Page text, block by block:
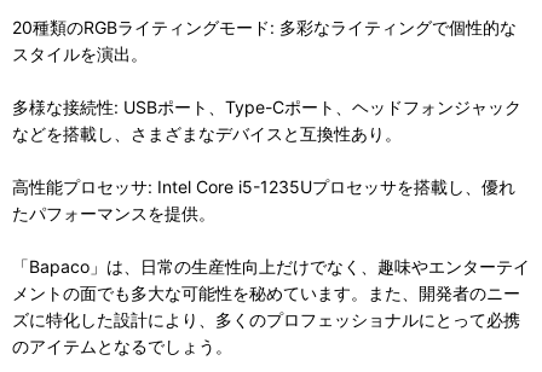
20種類のRGBライティングモード: 多彩なライティングで個性的な
スタイルを演出。
多様な接続性: USBポート、Type-Cポート、ヘッドフォンジャック
などを搭載し、さまざまなデバイスと互換性あり。
高性能プロセッサ: Intel Core i5-1235Uプロセッサを搭載し、優れ
たパフォーマンスを提供。
「Bapaco」は、日常の生産性向上だけでなく、趣味やエンターテイ
メントの面でも多大な可能性を秘めています。また、開発者のニー
ズに特化した設計により、多くのプロフェッショナルにとって必携
のアイテムとなるでしょう。